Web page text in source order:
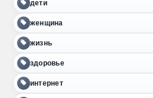
дети
женщина
жизнь
здоровье
интернет